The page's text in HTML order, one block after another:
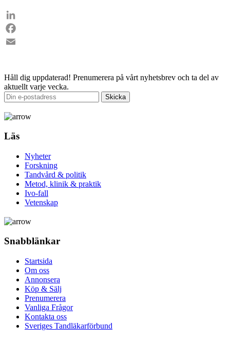
LinkedIn
Facebook
Håll dig uppdaterad! Prenumerera på vårt nyhetsbrev och ta del av
aktuellt varje vecka.
Läs
Nyheter
Forskning
Tandvård & politik
Metod, klinik & praktik
Ivo-fall
Vetenskap
Snabblänkar
Startsida
Om oss
Annonsera
Köp & Sälj
Prenumerera
Vanliga Frågor
Kontakta oss
Sveriges Tandläkarförbund